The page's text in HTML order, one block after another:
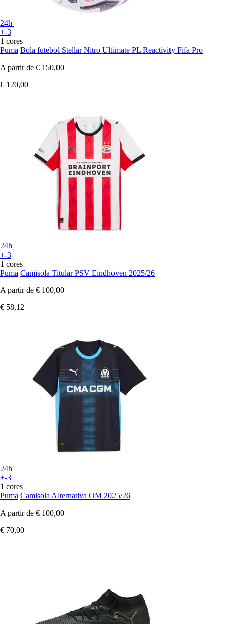
24h
+-3
1 cores
Puma Bola futebol Stellar Nitro Ultimate PL Reactivity Fifa Pro
A partir de € 150,00
€ 120,00
24h
+-3
1 cores
Puma Camisola Titular PSV Eindhoven 2025/26
A partir de € 100,00
€ 58,12
24h
+-3
1 cores
Puma Camisola Alternativa OM 2025/26
A partir de € 100,00
€ 70,00